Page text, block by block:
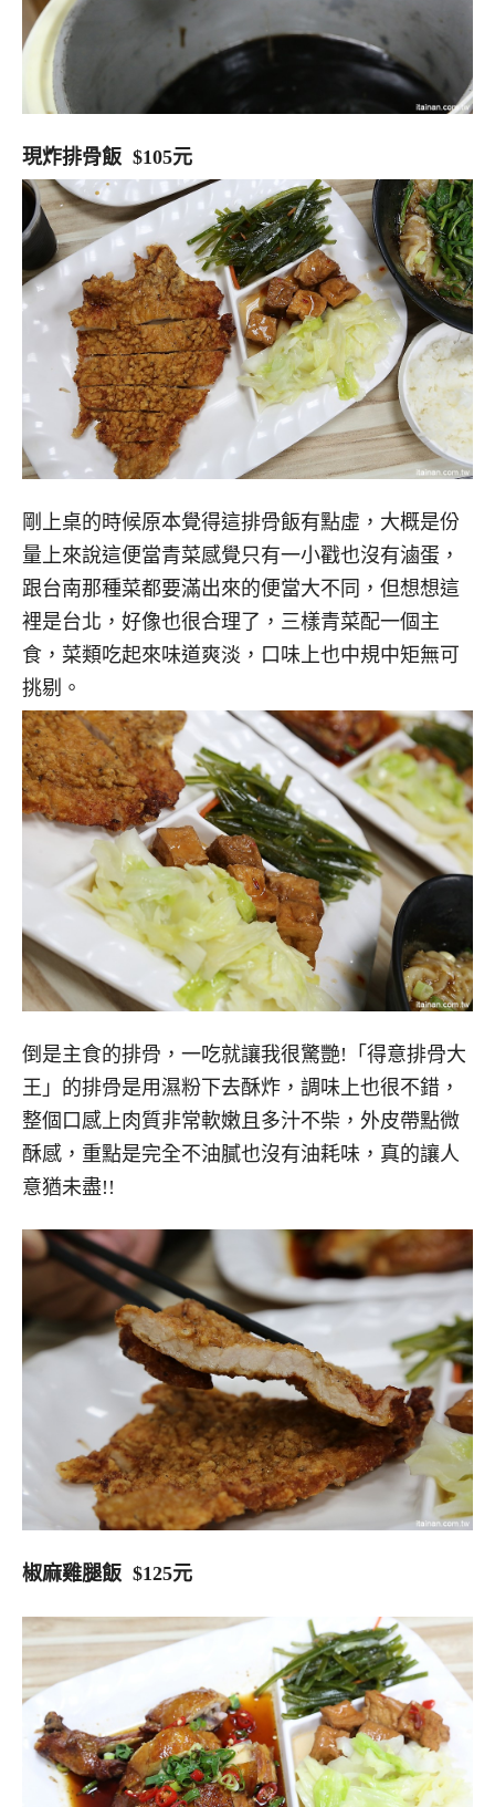
現炸排骨飯 $105元
剛上桌的時候原本覺得這排骨飯有點虛，大概是份
量上來說這便當青菜感覺只有一小戳也沒有滷蛋，
跟台南那種菜都要滿出來的便當大不同，但想想這
裡是台北，好像也很合理了，三樣青菜配一個主
食，菜類吃起來味道爽淡，口味上也中規中矩無可
挑剔。
倒是主食的排骨，一吃就讓我很驚艷!「得意排骨大
王」的排骨是用濕粉下去酥炸，調味上也很不錯，
整個口感上肉質非常軟嫩且多汁不柴，外皮帶點微
酥感，重點是完全不油膩也沒有油耗味，真的讓人
意猶未盡!!
椒麻雞腿飯 $125元